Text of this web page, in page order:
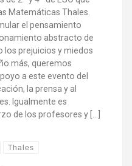
Matemáticas Thales.
el pensamiento
abstracto de
los prejuicios y miedos
más, queremos
a este evento del
la prensa y al
Igualmente es
de los profesores y […]
Thales